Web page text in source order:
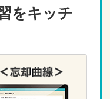
をキッチ